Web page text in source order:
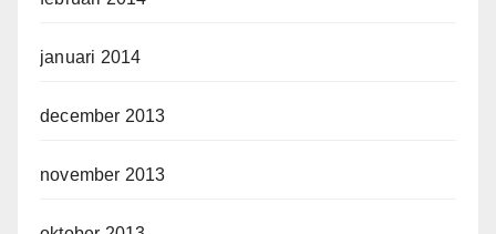
januari 2014
december 2013
november 2013